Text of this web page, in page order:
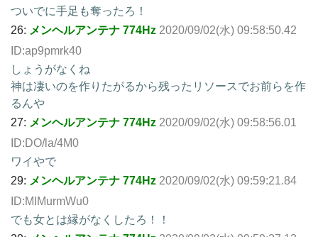
ついでに手足も奪ったろ！
26: メンヘルアンテナ 774Hz 2020/09/02(水) 09:58:50.42
ID:ap9pmrk40
しょうがなくね
神は凄いのを作りたがるから残ったリソースでお前らを作
るんや
27: メンヘルアンテナ 774Hz 2020/09/02(水) 09:58:56.01
ID:DO/la/4M0
ワイやで
29: メンヘルアンテナ 774Hz 2020/09/02(水) 09:59:21.84
ID:MIMurmWu0
でも女とは縁がなくしたろ！！